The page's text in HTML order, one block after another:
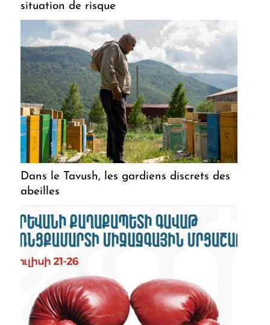
situation de risque
Dans le Tavush, les gardiens discrets des
abeilles